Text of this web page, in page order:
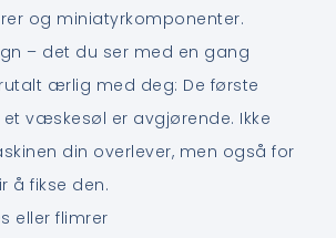
og miniatyrkomponenter.
– det du ser med en gang
ærlig med deg: De første
væskesøl er avgjørende. Ikke
din overlever, men også for
å fikse den.
eller flimrer